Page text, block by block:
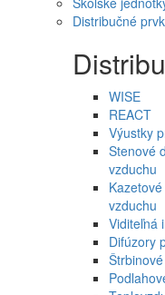
Distribučné
WISE
REACT
Výustky
Stenové
vzduchu
vzduchu
Viditeľná
Difúzory